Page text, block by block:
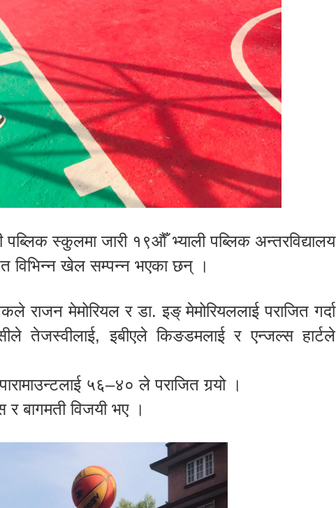
पब्लिक स्कुलमा जारी १९औँ भ्याली पब्लिक अन्तरविद्यालय
विभिन्न खेल सम्पन्न भएका छन् ।
राजन मेमोरियल र डा. इङ् मेमोरियललाई पराजित गर्दा
तेजस्वीलाई, इबीएले किङडमलाई र एन्जल्स हार्टले
५६–४० ले पराजित गर्‍यो ।
र बागमती विजयी भए ।